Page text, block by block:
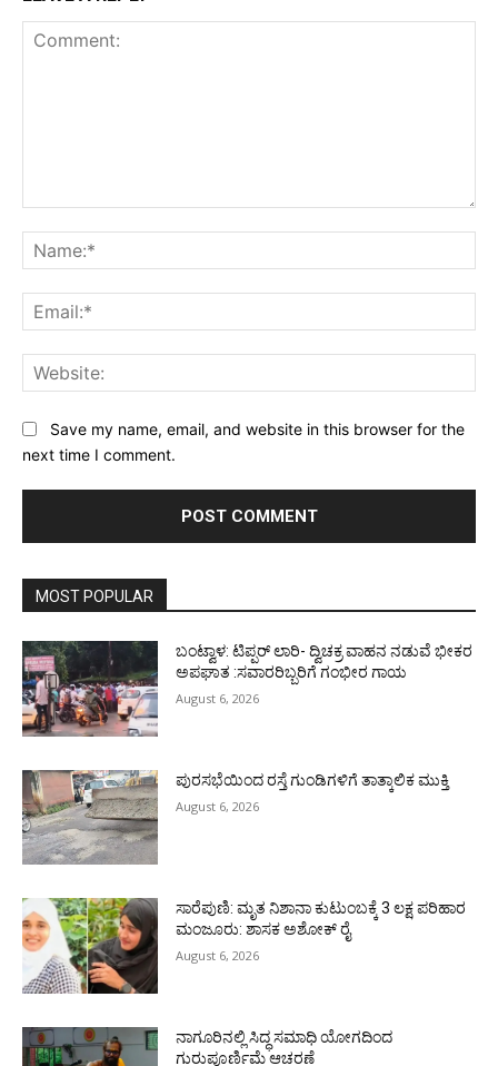
Save my name, email, and website in this browser for the
next time I comment.
MOST POPULAR
ಬಂಟ್ವಾಳ: ಟಿಪ್ಪರ್ ಲಾರಿ- ದ್ವಿಚಕ್ರ ವಾಹನ ನಡುವೆ ಭೀಕರ
ಅಪಘಾತ :ಸವಾರರಿಬ್ಬರಿಗೆ ಗಂಭೀರ ಗಾಯ
August 6, 2026
ಪುರಸಭೆಯಿಂದ ರಸ್ತೆ ಗುಂಡಿಗಳಿಗೆ ತಾತ್ಕಾಲಿಕ ಮುಕ್ತಿ
August 6, 2026
ಸಾರೆಪುಣಿ: ಮೃತ ನಿಶಾನಾ ಕುಟುಂಬಕ್ಕೆ 3 ಲಕ್ಷ ಪರಿಹಾರ
ಮಂಜೂರು: ಶಾಸಕ ಅಶೋಕ್ ರೈ
August 6, 2026
ನಾಗೂರಿನಲ್ಲಿ ಸಿದ್ಧ ಸಮಾಧಿ ಯೋಗದಿಂದ
ಗುರುಪೂರ್ಣಿಮೆ ಆಚರಣೆ